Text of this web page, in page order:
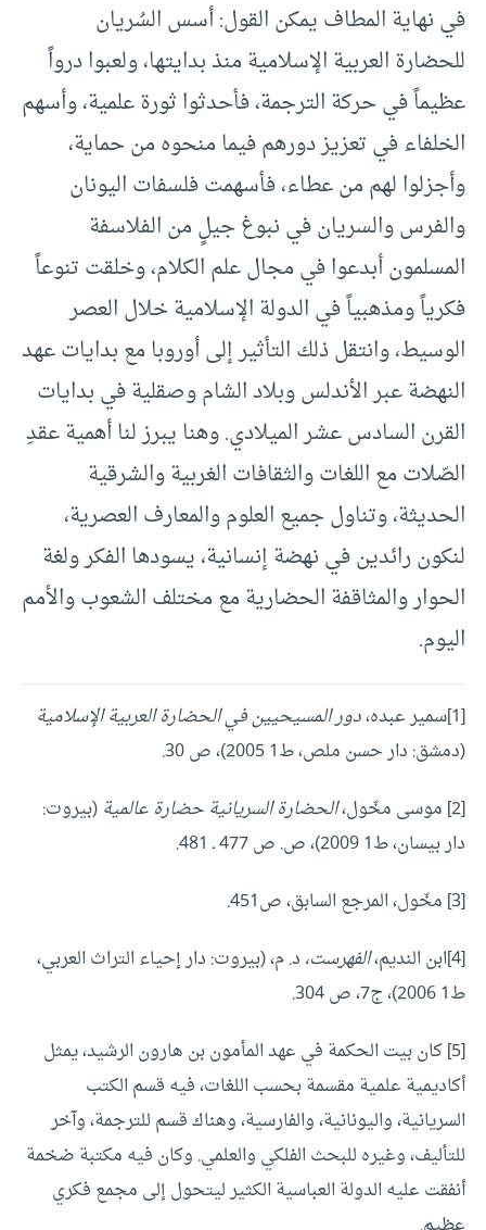
في نهاية المطاف يمكن القول: أسس السُريان
للحضارة العربية الإسلامية منذ بدايتها، ولعبوا درواً
عظيماً في حركة الترجمة، فأحدثوا ثورة علمية، وأسهم
الخلفاء في تعزيز دورهم فيما منحوه من حماية،
وأجزلوا لهم من عطاء، فأسهمت فلسفات اليونان
والفرس والسريان في نبوغ جيلٍ من الفلاسفة
المسلمون أبدعوا في مجال علم الكلام، وخلقت تنوعاً
فكرياً ومذهبياً في الدولة الإسلامية خلال العصر
الوسيط، وانتقل ذلك التأثير إلى أوروبا مع بدايات عهد
النهضة عبر الأندلس وبلاد الشام وصقلية في بدايات
القرن السادس عشر الميلادي. وهنا يبرز لنا أهمية عقدِ
الصّلات مع اللغات والثقافات الغربية والشرقية
الحديثة، وتناول جميع العلوم والمعارف العصرية،
لنكون رائدين في نهضة إنسانية، يسودها الفكر ولغة
الحوار والمثاقفة الحضارية مع مختلف الشعوب والأمم
اليوم.
[1] سمير عبده،دور المسيحيين في الحضارة العربية الإسلامية
(دمشق: دار حسن ملص، ط1 2005)، ص 30.
[2] موسى مخّول،الحضارة السريانية حضارة عالمية (بيروت:
دار بيسان، ط1 2009)، ص. ص 477 ـ 481.
[3] مخّول، المرجع السابق، ص451.
[4] ابن النديم،الفهرست، د. م، (بيروت: دار إحياء التراث العربي،
ط1 2006)، ج7، ص 304.
[5] كان بيت الحكمة في عهد المأمون بن هارون الرشيد، يمثل
أكاديمية علمية مقسمة بحسب اللغات، فيه قسم الكتب
السريانية، واليونانية، والفارسية، وهناك قسم للترجمة، وآخر
للتأليف، وغيره للبحث الفلكي والعلمي. وكان فيه مكتبة ضخمة
أنفقت عليه الدولة العباسية الكثير ليتحول إلى مجمع فكري